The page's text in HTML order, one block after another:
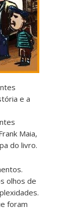
e a
Maia,
do livro.
olhos de
foram